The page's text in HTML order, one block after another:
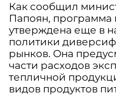
Как сообщил
Папоян,
утверждена еще в
политики
рынков. Она
части расходов
тепличной
видов продуктов